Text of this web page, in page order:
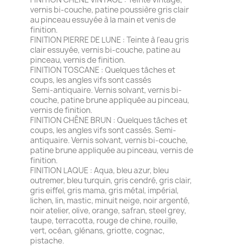
vernis bi-couche, patine poussière gris clair
au pinceau essuyée à la main et venis de
finition.
FINITION PIERRE DE LUNE : Teinte à l'eau gris
clair essuyée, vernis bi-couche, patine au
pinceau, vernis de finition.
FINITION TOSCANE : Quelques tâches et
coups, les angles vifs sont cassés
Semi-antiquaire. Vernis solvant, vernis bi-
couche, patine brune appliquée au pinceau,
vernis de finition.
FINITION CHÊNE BRUN : Quelques tâches et
coups, les angles vifs sont cassés. Semi-
antiquaire. Vernis solvant, vernis bi-couche,
patine brune appliquée au pinceau, vernis de
finition.
FINITION LAQUE : Aqua, bleu azur, bleu
outremer, bleu turquin, gris cendré, gris clair,
gris eiffel, gris mama, gris métal, impérial,
lichen, lin, mastic, minuit neige, noir argenté,
noir atelier, olive, orange, safran, steel grey,
taupe, terracotta, rouge de chine, rouille,
vert, océan, glénans, griotte, cognac,
pistache.